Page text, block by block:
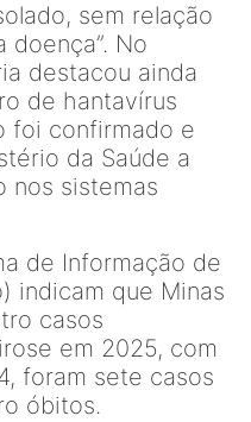
sem relação
No
destacou ainda
de hantavírus
foi confirmado e
da Saúde a
nos sistemas
de Informação de
indicam que Minas
casos
em 2025, com
foram sete casos
óbitos.